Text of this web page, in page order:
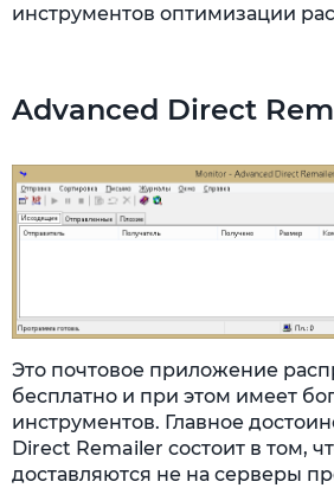
инструментов оптимизации
Advanced Direct
Это почтовое приложение
бесплатно и при этом имеет
инструментов. Главное
Direct Remailer состоит в том,
доставляются не на серверы